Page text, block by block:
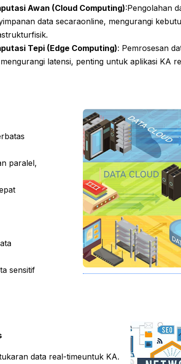
Awan (Cloud Computing):Pengolahan
data secaraonline, mengurangi
Tepi (Edge Computing): Pemrosesan
latensi, penting untuk aplikasi KA
paralel,
sensitif
data real-timeuntuk KA.